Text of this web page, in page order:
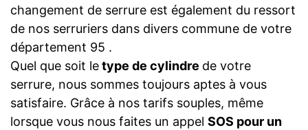
changement de serrure est également du ressort
de nos serruriers dans divers commune de votre
département 95 .
Quel que soit letype de cylindre de votre
serrure, nous sommes toujours aptes à vous
satisfaire. Grâce à nos tarifs souples, même
lorsque vous nous faites un appel SOS pour un